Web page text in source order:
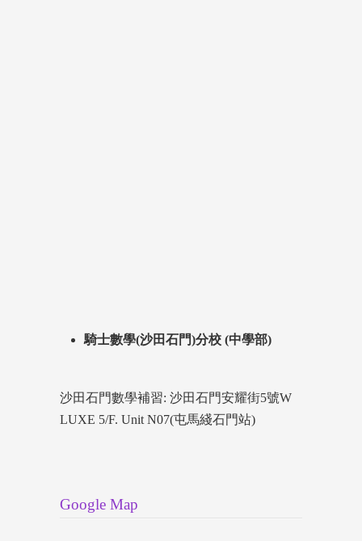
騎士數學(沙田石門)分校 (中學部)
沙田石門數學補習: 沙田石門安耀街5號W
LUXE 5/F. Unit N07(屯馬綫石門站)
Google Map